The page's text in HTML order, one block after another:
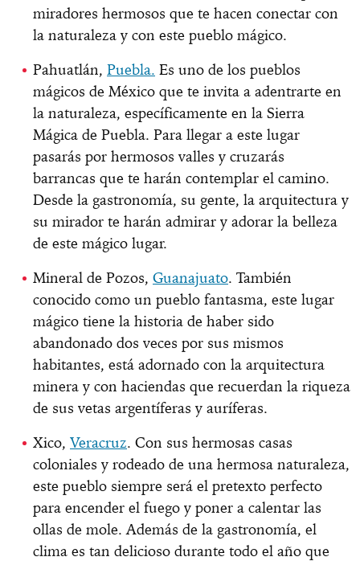
miradores hermosos que te hacen conectar con
la naturaleza y con este pueblo mágico.
Pahuatlán, Puebla. Es uno de los pueblos
mágicos de México que te invita a adentrarte en
la naturaleza, específicamente en la Sierra
Mágica de Puebla. Para llegar a este lugar
pasarás por hermosos valles y cruzarás
barrancas que te harán contemplar el camino.
Desde la gastronomía, su gente, la arquitectura y
su mirador te harán admirar y adorar la belleza
de este mágico lugar.
Mineral de Pozos, Guanajuato. También
conocido como un pueblo fantasma, este lugar
mágico tiene la historia de haber sido
abandonado dos veces por sus mismos
habitantes, está adornado con la arquitectura
minera y con haciendas que recuerdan la riqueza
de sus vetas argentíferas y auríferas.
Xico, Veracruz. Con sus hermosas casas
coloniales y rodeado de una hermosa naturaleza,
este pueblo siempre será el pretexto perfecto
para encender el fuego y poner a calentar las
ollas de mole. Además de la gastronomía, el
clima es tan delicioso durante todo el año que